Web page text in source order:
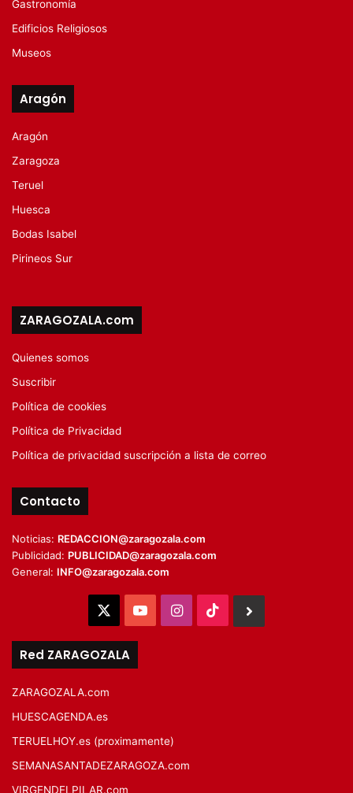
Gastronomía
Edificios Religiosos
Museos
Aragón
Aragón
Zaragoza
Teruel
Huesca
Bodas Isabel
Pirineos Sur
ZARAGOZALA.com
Quienes somos
Suscribir
Política de cookies
Política de Privacidad
Política de privacidad suscripción a lista de correo
Contacto
Noticias: REDACCION@zaragozala.com
Publicidad: PUBLICIDAD@zaragozala.com
General: INFO@zaragozala.com
YouTubeInstagram
TikTok
Red ZARAGOZALA
ZARAGOZALA.com
HUESCAGENDA.es
TERUELHOY.es (proximamente)
SEMANASANTADEZARAGOZA.com
VIRGENDELPILAR.com